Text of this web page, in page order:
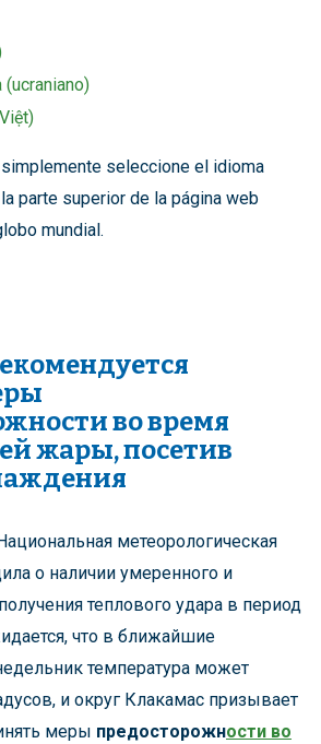
(ucraniano)
seleccione el idioma
parte superior de la página web
mundial.
во время
жары, посетив
метеорологическая
о наличии умеренного и
теплового удара в период
что в ближайшие
температура может
и округ Клакамас призывает
меры предосторожности во